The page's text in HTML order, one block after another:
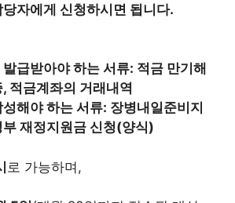
자에게 신청하시면 됩니다.
급받아야 하는 서류: 적금 만기해
적금계좌의 거래내역
해야 하는 서류: 장병내일준비지
부 재정지원금 신청(양식)
로 가능하며,